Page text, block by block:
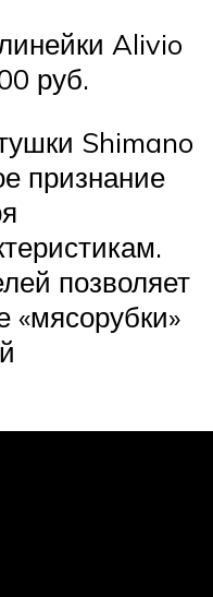
Alivio
руб.
Shimano
признание
позволяет
«мясорубки»